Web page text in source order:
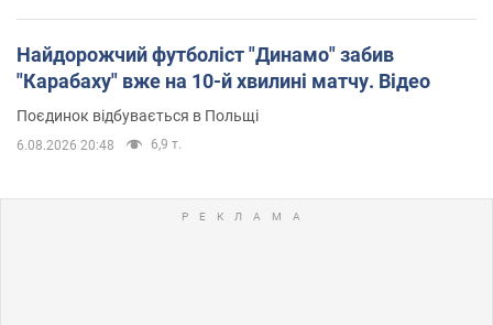
Найдорожчий футболіст "Динамо" забив
"Карабаху" вже на 10-й хвилині матчу. Відео
Поєдинок відбувається в Польщі
6.08.2026 20:48 6,9 т.